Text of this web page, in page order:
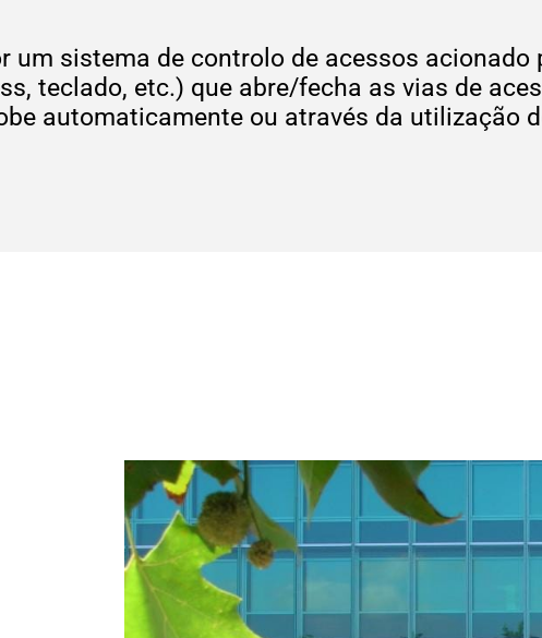
um sistema de controlo de acessos
teclado, etc.) que abre/fecha as vias de
automaticamente ou através da utilização